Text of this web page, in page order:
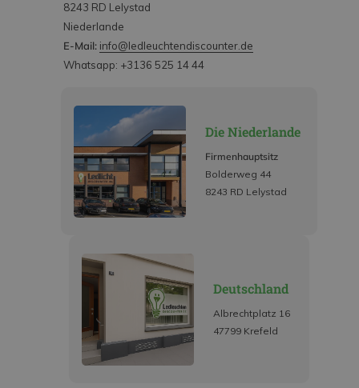
8243 RD Lelystad
Niederlande
E-Mail: info@ledleuchtendiscounter.de
Whatsapp: +3136 525 14 44
Die Niederlande
Firmenhauptsitz
Bolderweg 44
8243 RD Lelystad
Deutschland
Albrechtplatz 16
47799 Krefeld